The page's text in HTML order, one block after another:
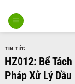
qua
nội
TIN TỨC
HZ012: Bể
Pháp Xử Lý